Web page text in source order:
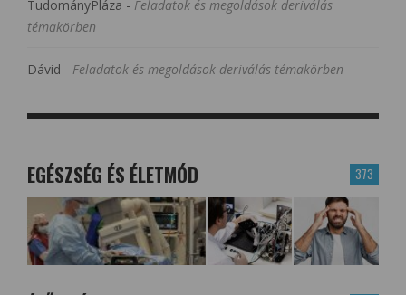
TudományPláza - Feladatok és megoldások deriválás
témakörben
Dávid - Feladatok és megoldások deriválás témakörben
373
EGÉSZSÉG ÉS ÉLETMÓD